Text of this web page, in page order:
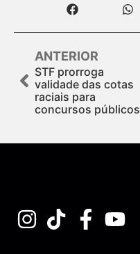
ANTERIOR
STF prorroga
validade das cotas
raciais para
concursos públicos